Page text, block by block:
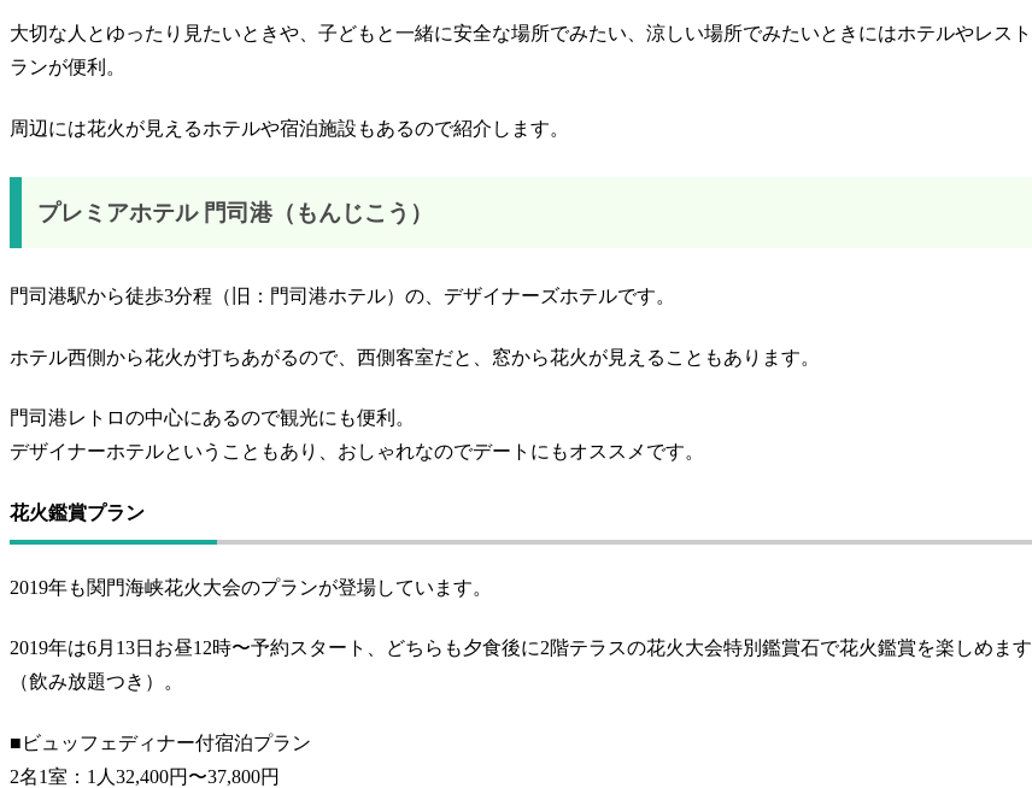
大切な人とゆったり見たいときや、子どもと一緒に安全な場所でみたい、涼しい場所でみたいときにはホテルやレスト
ランが便利。
周辺には花火が見えるホテルや宿泊施設もあるので紹介します。
プレミアホテル 門司港（もんじこう）
門司港駅から徒歩3分程（旧：門司港ホテル）の、デザイナーズホテルです。
ホテル西側から花火が打ちあがるので、西側客室だと、窓から花火が見えることもあります。
門司港レトロの中心にあるので観光にも便利。
デザイナーホテルということもあり、おしゃれなのでデートにもオススメです。
花火鑑賞プラン
2019年も関門海峡花火大会のプランが登場しています。
2019年は6月13日お昼12時〜予約スタート、どちらも夕食後に2階テラスの花火大会特別鑑賞石で花火鑑賞を楽しめます
（飲み放題つき）。
■ビュッフェディナー付宿泊プラン
2名1室：1人32,400円〜37,800円